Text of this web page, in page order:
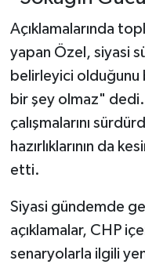
Açıklamalarında
yapan Özel, siyasi
belirleyici
bir şey olmaz"
çalışmalarını
hazırlıklarının da
etti.
Siyasi gündemde
açıklamalar, CHP
senaryolarla ilgili